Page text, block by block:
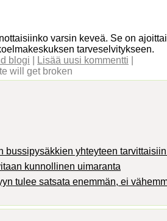
varsin keveä. Se on
tarveselvitykseen.
blogi
Lisää uusi kommentti
will get broken
bussipysäkkien yhteyteen
kunnollinen uimaranta
tulee satsata enemmän, ei